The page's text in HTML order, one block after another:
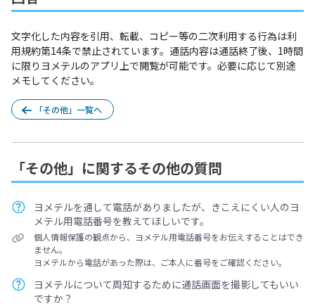
文字化した内容を引用、転載、コピー等の二次利用する行為は利
用規約第14条で禁止されています。通話内容は通話終了後、1時間
に限りヨメテルのアプリ上で閲覧が可能です。必要に応じて別途
メモしてください。
「その他」一覧へ
「その他」に関するその他の質問
ヨメテルを通して電話がありましたが、きこえにくい人のヨ
メテル用電話番号を教えてほしいです。
個人情報保護の観点から、ヨメテル用電話番号をお伝えすることはでき
ません。
ヨメテルから電話があった際は、ご本人に番号をご確認ください。
ヨメテルについて周知するために通話画面を撮影してもいい
ですか？